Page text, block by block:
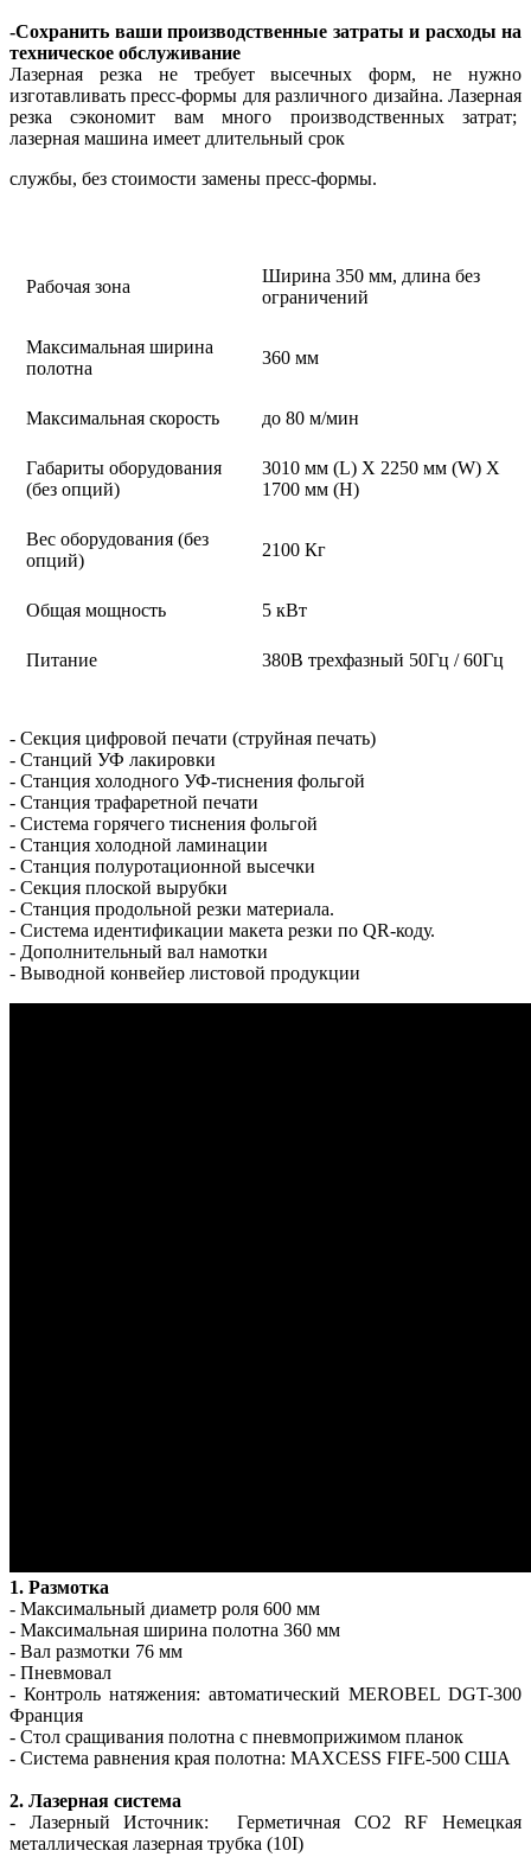
-Сохранить ваши производственные затраты и расходы на
техническое обслуживание
Лазерная резка не требует высечных форм, не нужно
изготавливать пресс-формы для различного дизайна. Лазерная
резка сэкономит вам много производственных затрат;
лазерная машина имеет длительный срок
службы, без стоимости замены пресс-формы.
Рабочая зона
Ширина 350 мм, длина без
ограничений
Максимальная ширина
полотна
360 мм
Максимальная скорость до 80 м/мин
Габариты оборудования
(без опций)
3010 мм (L) X 2250 мм (W) X
1700 мм (H)
Вес оборудования (без
опций)
2100 Кг
Общая мощность 5 кВт
Питание 380В трехфазный 50Гц / 60Гц
- Секция цифровой печати (струйная печать)
- Станций УФ лакировки
- Станция холодного УФ-тиснения фольгой
- Станция трафаретной печати
- Система горячего тиснения фольгой
- Станция холодной ламинации
- Станция полуротационной высечки
- Секция плоской вырубки
- Станция продольной резки материала.
- Система идентификации макета резки по QR-коду.
- Дополнительный вал намотки
- Выводной конвейер листовой продукции
1. Размотка
- Максимальный диаметр роля 600 мм
- Максимальная ширина полотна 360 мм
- Вал размотки 76 мм
- Пневмовал
- Контроль натяжения: автоматический MEROBEL DGT-300
Франция
- Стол сращивания полотна с пневмоприжимом планок
- Система равнения края полотна: MAXCESS FIFE-500 США
2. Лазерная система
- Лазерный Источник: Герметичная СО2 RF Немецкая
металлическая лазерная трубка (10I)